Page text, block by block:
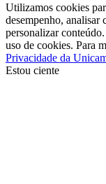
Utilizamos cookies
desempenho, analisar
personalizar
uso de cookies. Para
Privacidade da
Estou ciente